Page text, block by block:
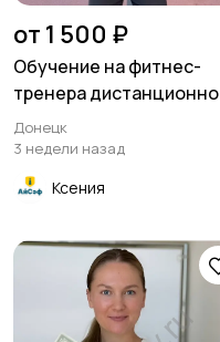
от 1 500 ₽
Обучение на фитнес-
тренера дистанционно
Донецк
3 недели назад
Ксения